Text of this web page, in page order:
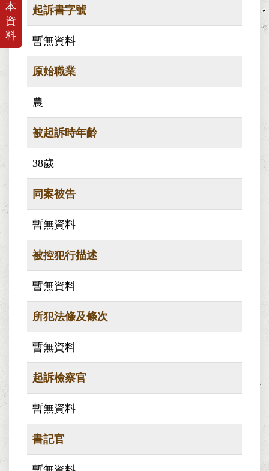
本
資
料
起訴書字號
暫無資料
原始職業
農
被起訴時年齡
38歲
同案被告
暫無資料
被控犯行描述
暫無資料
所犯法條及條次
暫無資料
起訴檢察官
暫無資料
書記官